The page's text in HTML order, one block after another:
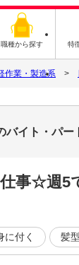
職種から探す 特
作業・製造系
イト・パー
仕事☆
に付く 髪